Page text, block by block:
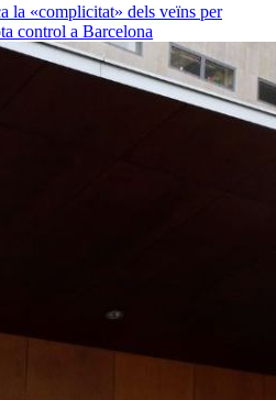
la «complicitat» dels veïns per
control a Barcelona